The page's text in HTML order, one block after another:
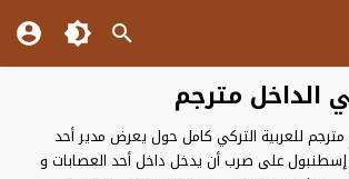
مترجم
للعربية التركي كامل حول يعرض مدير أحد
على صرب أن يدخل داخل أحد العصابات و